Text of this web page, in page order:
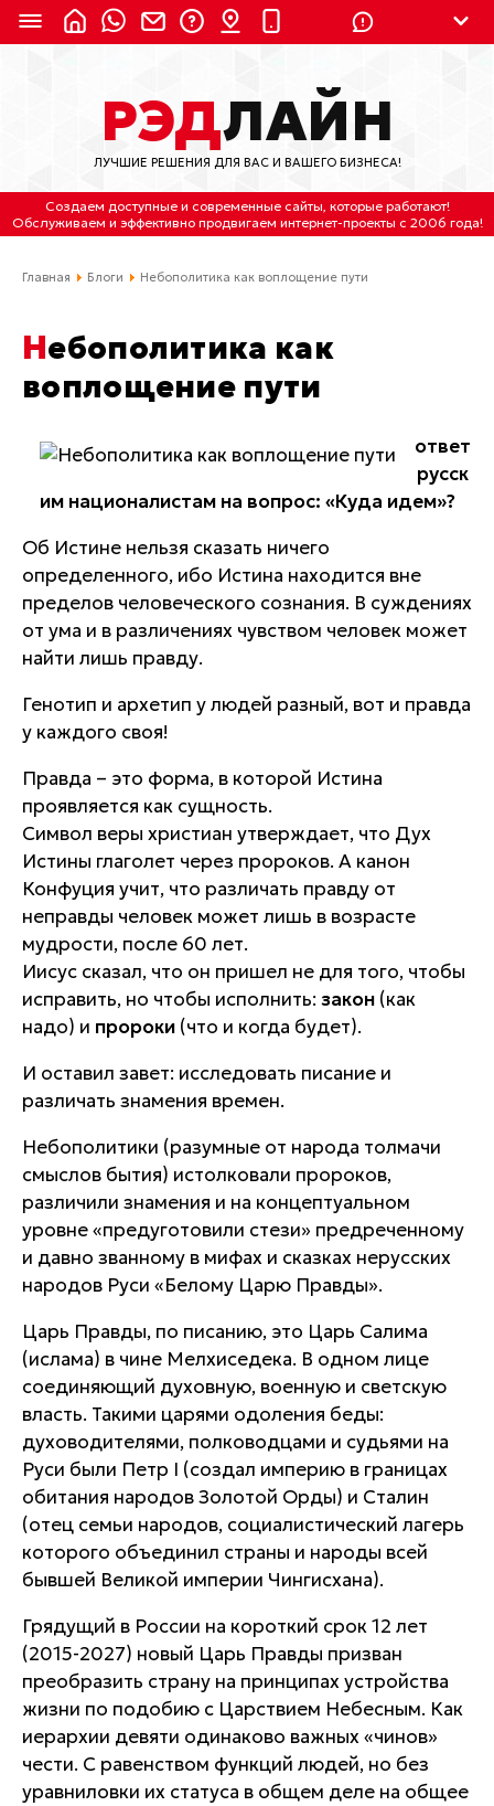
8 (800) 550-9899 (с 2:30 до 11:30 по
Мск)
Бесплатно по России
(4212) 658-653
(4212) 637-673
Отдельный вход \ Левый торец здания
Пн-пт. с 9:30 до 18:30 (по Хбк)
РЭДЛАЙН
ЛУЧШИЕ РЕШЕНИЯ ДЛЯ ВАС И ВАШЕГО БИЗНЕСА!
Создаем доступные и современные сайты, которые работают!
Обслуживаем и эффективно продвигаем интернет-проекты с 2006 года!
Главная Блоги Небополитика как воплощение пути
Небополитика как
воплощение пути
ответ
русск
им националистам на вопрос: «Куда идем»?
Об Истине нельзя сказать ничего
определенного, ибо Истина находится вне
пределов человеческого сознания. В суждениях
от ума и в различениях чувством человек может
найти лишь правду.
Генотип и архетип у людей разный, вот и правда
у каждого своя!
Правда – это форма, в которой Истина
проявляется как сущность.
Символ веры христиан утверждает, что Дух
Истины глаголет через пророков. А канон
Конфуция учит, что различать правду от
неправды человек может лишь в возрасте
мудрости, после 60 лет.
Иисус сказал, что он пришел не для того, чтобы
исправить, но чтобы исполнить: закон (как
надо) и пророки (что и когда будет).
И оставил завет: исследовать писание и
различать знамения времен.
Небополитики (разумные от народа толмачи
смыслов бытия) истолковали пророков,
различили знамения и на концептуальном
уровне «предуготовили стези» предреченному
и давно званному в мифах и сказках нерусских
народов Руси «Белому Царю Правды».
Царь Правды, по писанию, это Царь Салима
(ислама) в чине Мелхиседека. В одном лице
соединяющий духовную, военную и светскую
власть. Такими царями одоления беды:
духоводителями, полководцами и судьями на
Руси были Петр I (создал империю в границах
обитания народов Золотой Орды) и Сталин
(отец семьи народов, социалистический лагерь
которого объединил страны и народы всей
бывшей Великой империи Чингисхана).
Грядущий в России на короткий срок 12 лет
(2015-2027) новый Царь Правды призван
преобразить страну на принципах устройства
жизни по подобию с Царствием Небесным. Как
иерархии девяти одинаково важных «чинов»
чести. С равенством функций людей, но без
уравниловки их статуса в общем деле на общее